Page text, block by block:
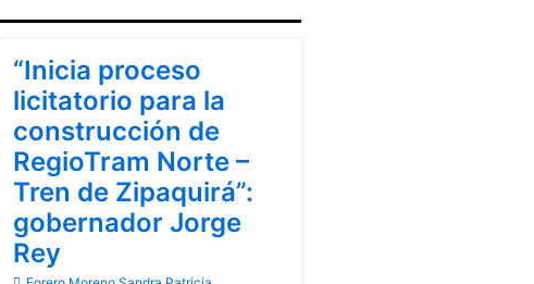
“Inicia proceso
licitatorio para la
construcción de
RegioTram Norte –
Tren de Zipaquirá”:
gobernador Jorge
Rey